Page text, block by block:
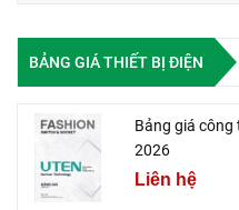
BẢNG GIÁ THIẾT BỊ ĐIỆN
Bảng giá công
2026
Liên hệ